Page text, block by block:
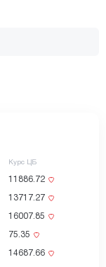
Курс ЦБ
11886.72
13717.27
16007.85
75.35
14687.66